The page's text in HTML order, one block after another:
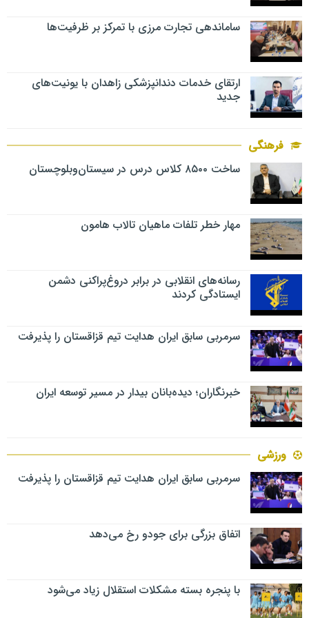
ساماندهی تجارت مرزی با تمرکز بر ظرفیت‌ها
ارتقای خدمات دندانپزشکی زاهدان با یونیت‌های
جدید
فرهنگی
ساخت ۸۵۰۰ کلاس درس در سیستان‌وبلوچستان
مهار خطر تلفات ماهیان تالاب‌ هامون
رسانه‌های انقلابی در برابر دروغ‌پراکنی دشمن
ایستادگی کردند
سرمربی سابق ایران هدایت تیم قزاقستان را پذیرفت
خبرنگاران؛ دیده‌بانان بیدار در مسیر توسعه ایران
ورزشی
سرمربی سابق ایران هدایت تیم قزاقستان را پذیرفت
اتفاق بزرگی برای جودو رخ می‌دهد
با پنجره بسته مشکلات استقلال زیاد می‌شود